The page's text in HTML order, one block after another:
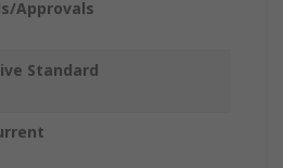
Approvals
Standard